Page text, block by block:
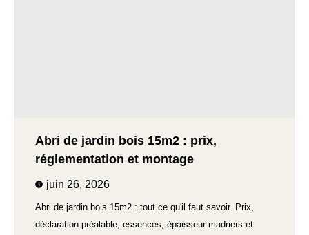
Abri de jardin bois 15m2 : prix,
réglementation et montage
juin 26, 2026
Abri de jardin bois 15m2 : tout ce qu'il faut savoir. Prix,
déclaration préalable, essences, épaisseur madriers et